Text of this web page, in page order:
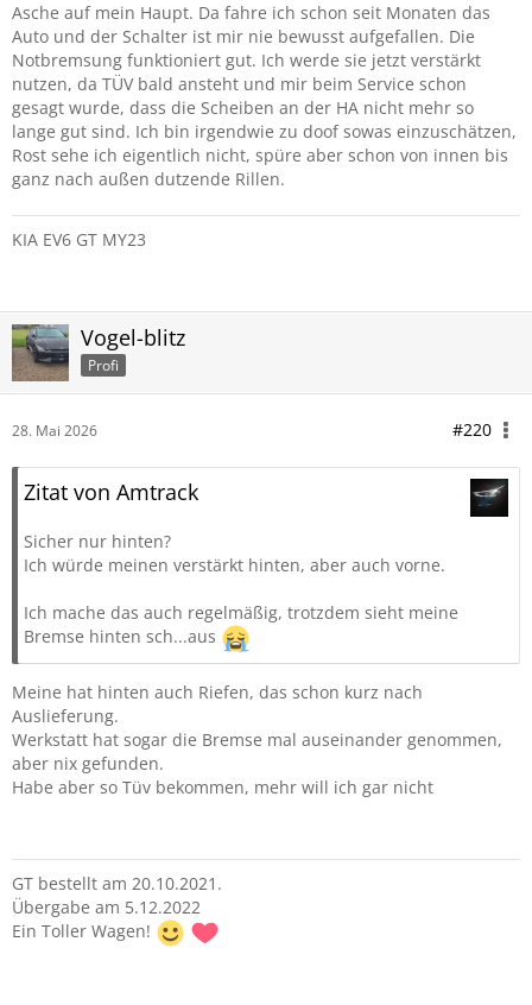
Asche auf mein Haupt. Da fahre ich schon seit Monaten das
Auto und der Schalter ist mir nie bewusst aufgefallen. Die
Notbremsung funktioniert gut. Ich werde sie jetzt verstärkt
nutzen, da TÜV bald ansteht und mir beim Service schon
gesagt wurde, dass die Scheiben an der HA nicht mehr so
lange gut sind. Ich bin irgendwie zu doof sowas einzuschätzen,
Rost sehe ich eigentlich nicht, spüre aber schon von innen bis
ganz nach außen dutzende Rillen.
KIA EV6 GT MY23
Vogel-blitz
Profi
28. Mai 2026 #220
Zitat von Amtrack
Sicher nur hinten?
Ich würde meinen verstärkt hinten, aber auch vorne.
Ich mache das auch regelmäßig, trotzdem sieht meine
Bremse hinten sch...aus
Meine hat hinten auch Riefen, das schon kurz nach
Auslieferung.
Werkstatt hat sogar die Bremse mal auseinander genommen,
aber nix gefunden.
Habe aber so Tüv bekommen, mehr will ich gar nicht
GT bestellt am 20.10.2021.
Übergabe am 5.12.2022
Ein Toller Wagen!